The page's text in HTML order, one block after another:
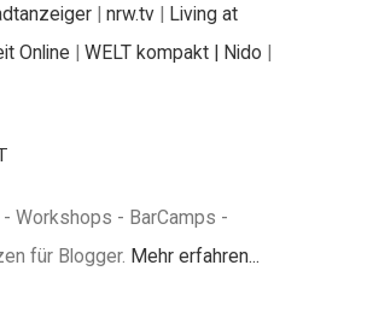
| nrw.tv | Living at
Online | WELT kompakt | Nido |
Workshops - BarCamps -
für Blogger. Mehr erfahren...